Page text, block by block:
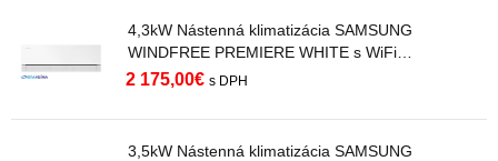
4,3kW Nástenná klimatizácia SAMSUNG
WINDFREE PREMIERE WHITE s WiFi
AR70H15C1AWNEU R32
2 175,00€ s DPH
3,5kW Nástenná klimatizácia SAMSUNG